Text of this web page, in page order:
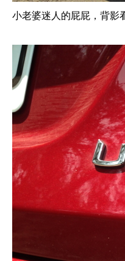
小老婆迷人的屁屁，背影